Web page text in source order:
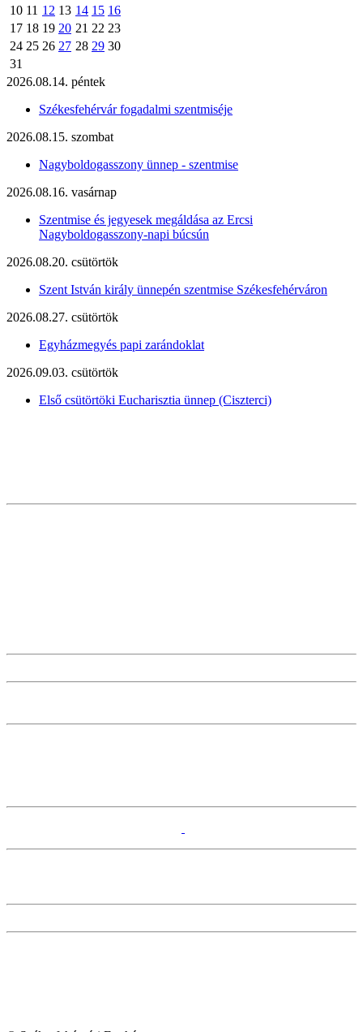
10 11 12 13 14 15 16
17 18 19 20 21 22 23
24 25 26 27 28 29 30
31
2026.08.14. péntek
Székesfehérvár fogadalmi szentmiséje
2026.08.15. szombat
Nagyboldogasszony ünnep - szentmise
2026.08.16. vasárnap
Szentmise és jegyesek megáldása az Ercsi
Nagyboldogasszony-napi búcsún
2026.08.20. csütörtök
Szent István király ünnepén szentmise Székesfehérváron
2026.08.27. csütörtök
Egyházmegyés papi zarándoklat
2026.09.03. csütörtök
Első csütörtöki Eucharisztia ünnep (Ciszterci)